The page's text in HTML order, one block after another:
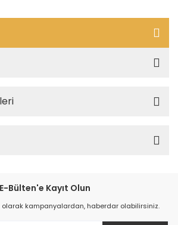
E-Bülten'e Kayıt Olun
olarak kampanyalardan, haberdar olabilirsiniz.